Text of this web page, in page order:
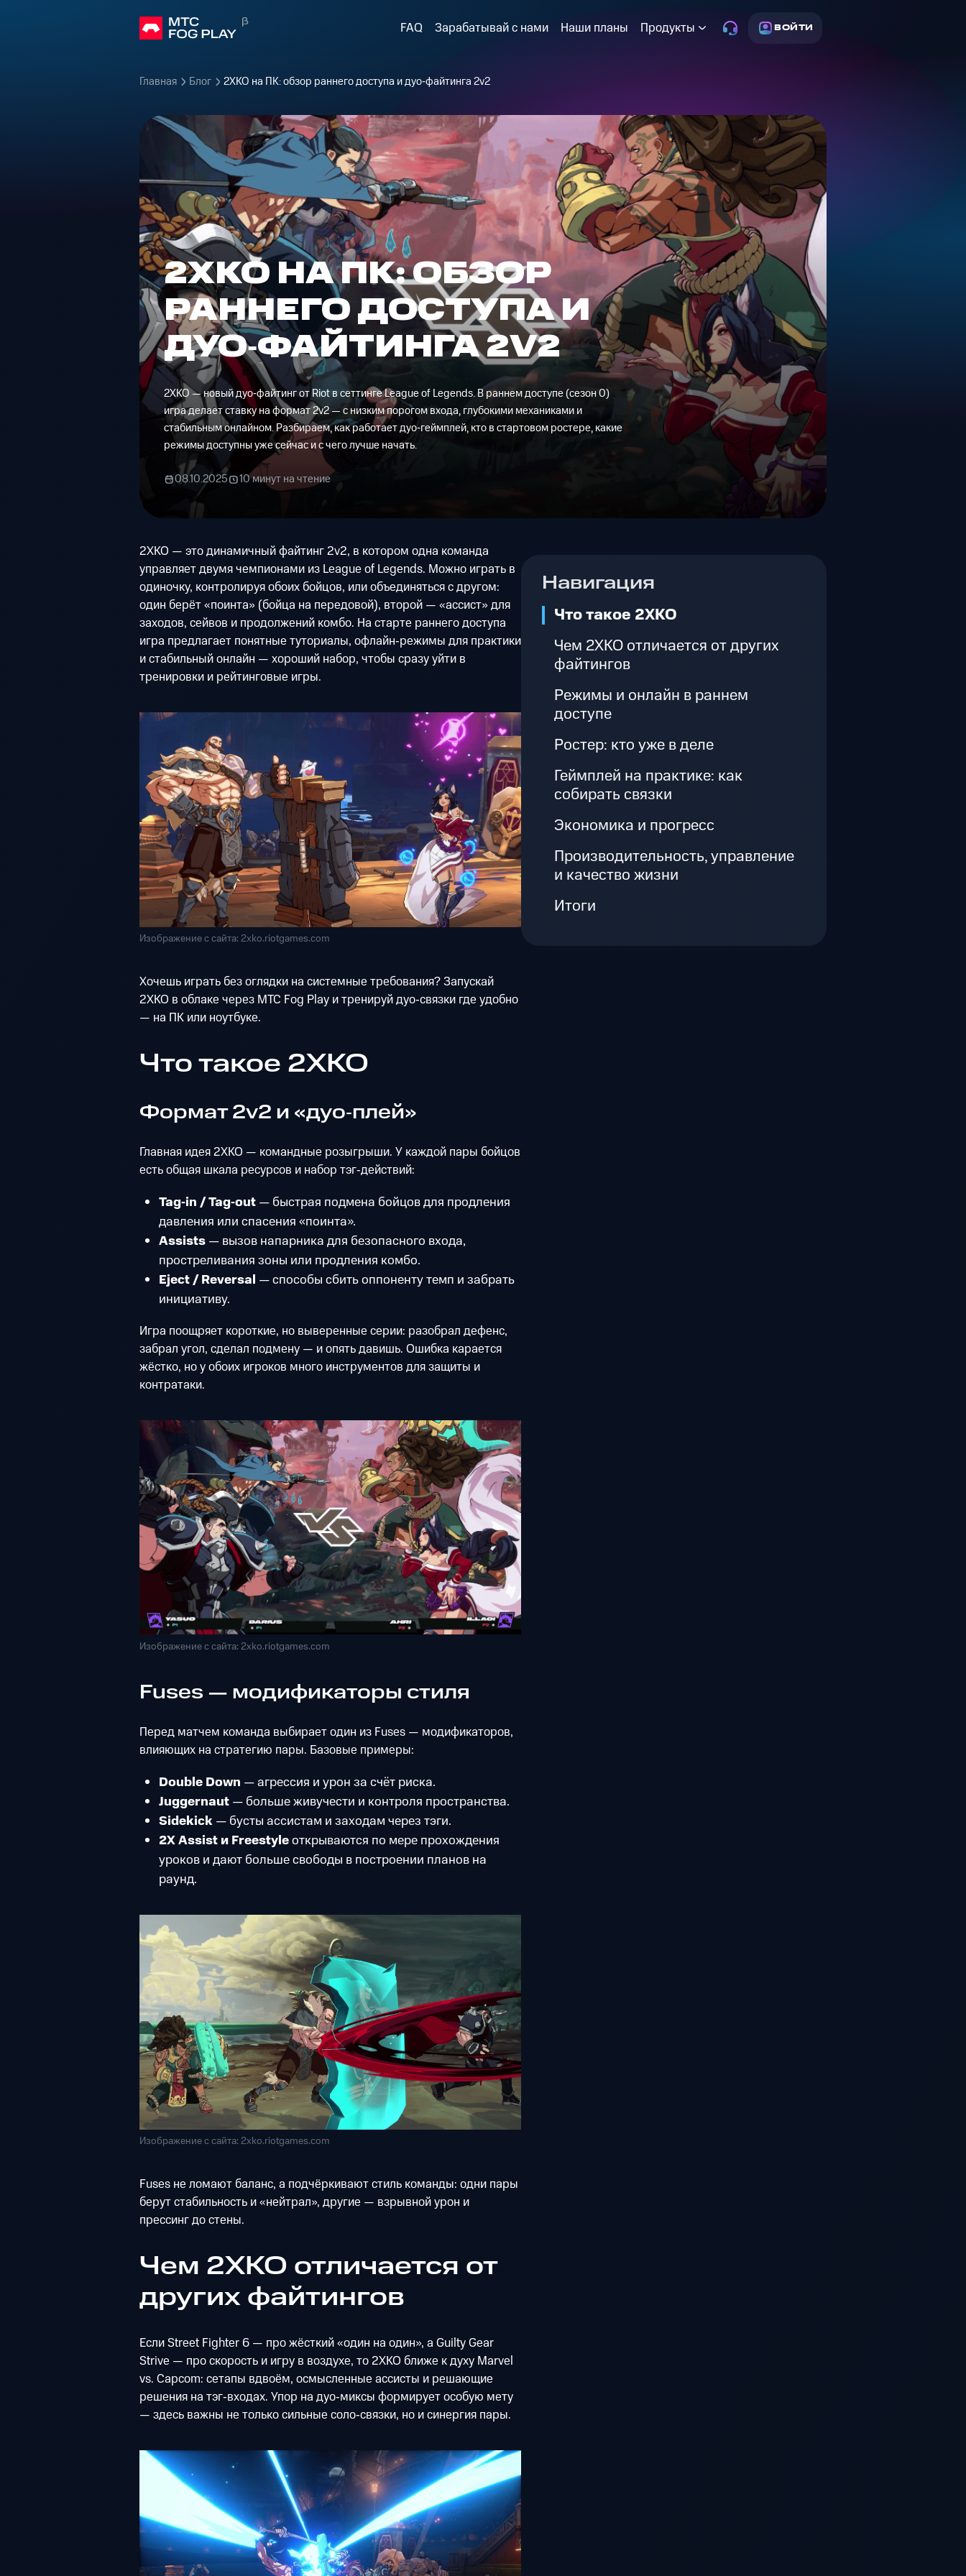
FAQ Зарабатывай с нами Наши планы Продукты ВОЙТИ
Главная Блог 2XKO на ПК: обзор раннего доступа и дуо‑файтинга 2v2
2XKO НА ПК: ОБЗОР
РАННЕГО ДОСТУПА И
ДУО‑ФАЙТИНГА 2V2
2XKO — новый дуо‑файтинг от Riot в сеттинге League of Legends. В раннем доступе (сезон 0)
игра делает ставку на формат 2v2 — с низким порогом входа, глубокими механиками и
стабильным онлайном. Разбираем, как работает дуо‑геймплей, кто в стартовом ростере, какие
режимы доступны уже сейчас и с чего лучше начать.
08.10.2025 10 минут на чтение
Навигация
Что такое 2XKO
Чем 2XKO отличается от других
файтингов
Режимы и онлайн в раннем
доступе
Ростер: кто уже в деле
Геймплей на практике: как
собирать связки
Экономика и прогресс
Производительность, управление
и качество жизни
Итоги
2XKO — это динамичный файтинг 2v2, в котором одна команда
управляет двумя чемпионами из League of Legends. Можно играть в
одиночку, контролируя обоих бойцов, или объединяться с другом:
один берёт «поинта» (бойца на передовой), второй — «ассист» для
заходов, сейвов и продолжений комбо. На старте раннего доступа
игра предлагает понятные туториалы, офлайн‑режимы для практики
и стабильный онлайн — хороший набор, чтобы сразу уйти в
тренировки и рейтинговые игры.
Изображение с сайта: 2xko.riotgames.com
Хочешь играть без оглядки на системные требования? Запускай
2XKO в облаке через МТС Fog Play и тренируй дуо‑связки где удобно
— на ПК или ноутбуке.
Что такое 2XKO
Формат 2v2 и «дуо‑плей»
Главная идея 2XKO — командные розыгрыши. У каждой пары бойцов
есть общая шкала ресурсов и набор тэг‑действий:
Tag‑in / Tag‑out — быстрая подмена бойцов для продления
давления или спасения «поинта».
Assists — вызов напарника для безопасного входа,
простреливания зоны или продления комбо.
Eject / Reversal — способы сбить оппоненту темп и забрать
инициативу.
Игра поощряет короткие, но выверенные серии: разобрал дефенс,
забрал угол, сделал подмену — и опять давишь. Ошибка карается
жёстко, но у обоих игроков много инструментов для защиты и
контратаки.
Изображение с сайта: 2xko.riotgames.com
Fuses — модификаторы стиля
Перед матчем команда выбирает один из Fuses — модификаторов,
влияющих на стратегию пары. Базовые примеры:
Double Down — агрессия и урон за счёт риска.
Juggernaut — больше живучести и контроля пространства.
Sidekick — бусты ассистам и заходам через тэги.
2X Assist и Freestyleоткрываются по мере прохождения
уроков и дают больше свободы в построении планов на
раунд.
Изображение с сайта: 2xko.riotgames.com
Fuses не ломают баланс, а подчёркивают стиль команды: одни пары
берут стабильность и «нейтрал», другие — взрывной урон и
прессинг до стены.
Чем 2XKO отличается от
других файтингов
Если Street Fighter 6 — про жёсткий «один на один», а Guilty Gear
Strive — про скорость и игру в воздухе, то 2XKO ближе к духу Marvel
vs. Capcom: сетапы вдвоём, осмысленные ассисты и решающие
решения на тэг‑входах. Упор на дуо‑миксы формирует особую мету
— здесь важны не только сильные соло‑связки, но и синергия пары.